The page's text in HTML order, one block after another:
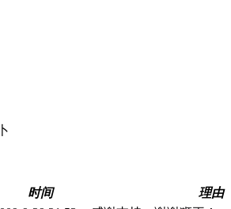
时间
理由